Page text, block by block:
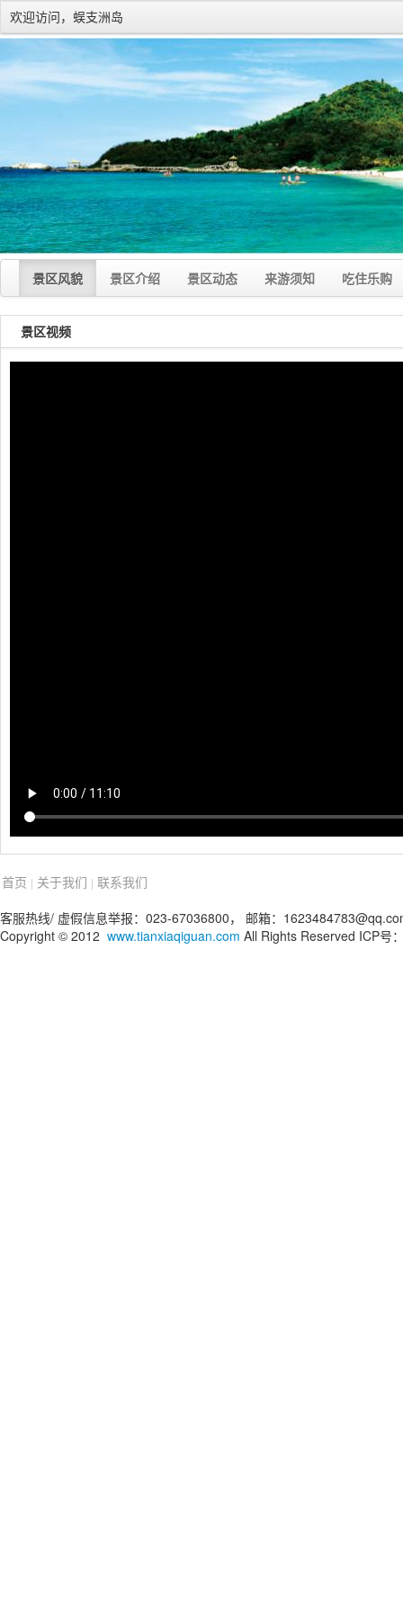
欢迎访问，蜈支洲岛
景区风貌 景区介绍 景区动态 来游须知 吃住乐购
景区视频
首页 | 关于我们 | 联系我们
客服热线/ 虚假信息举报：023-67036800， 邮箱：
Copyright © 2012 www.tianxiaqiguan.com All Rights Reserved ICP号